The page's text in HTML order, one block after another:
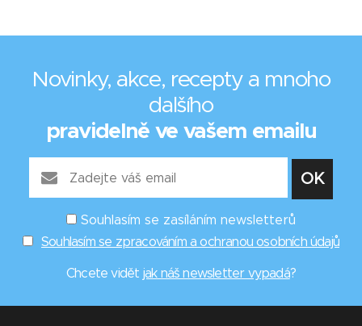
Novinky, akce, recepty a mnoho
dalšího
pravidelně ve vašem emailu
Souhlasím se zasíláním newsletterů
Souhlasím se zpracováním a ochranou osobních údajů
Chcete vidět jak náš newsletter vypadá?